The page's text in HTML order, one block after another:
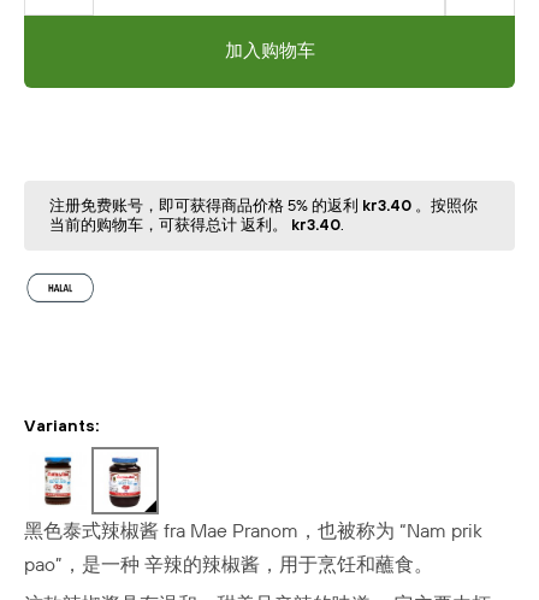
注册免费账号，即可获得商品价格 5% 的返利 kr3.40 。按照你
当前的购物⻋，可获得总计 返利。 kr3.40.
Variants:
黑色泰式辣椒酱 fra Mae Pranom，也被称为 “Nam prik
pao”，是一种 辛辣的辣椒酱，用于烹饪和蘸食。
加入购物车